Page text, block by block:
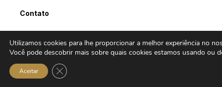
Contato
Utilizamos cookies para lhe proporcionar a melhor experiência no
Você pode descobrir mais sobre quais cookies estamos usando ou
Aceitar Close GDPR Cookie Banner